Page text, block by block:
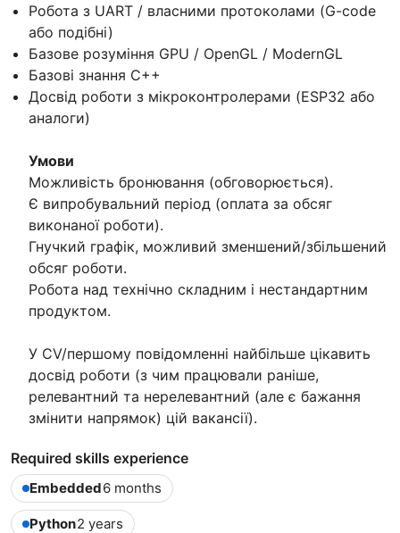
Робота з UART / власними протоколами (G-code
або подібні)
Базове розуміння GPU / OpenGL / ModernGL
Базові знання C++
Досвід роботи з мікроконтролерами (ESP32 або
аналоги)
Умови
Можливість бронювання (обговорюється).
Є випробувальний період (оплата за обсяг
виконаної роботи).
Гнучкий графік, можливий зменшений/збільшений
обсяг роботи.
Робота над технічно складним і нестандартним
продуктом.
У CV/першому повідомленні найбільше цікавить
досвід роботи (з чим працювали раніше,
релевантний та нерелевантний (але є бажання
змінити напрямок) цій вакансії).
Required skills experience
Embedded6 months
Python2 years